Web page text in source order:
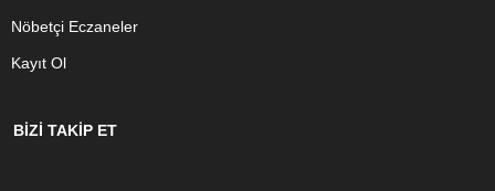
Nöbetçi Eczaneler
Kayıt Ol
BİZİ TAKİP ET